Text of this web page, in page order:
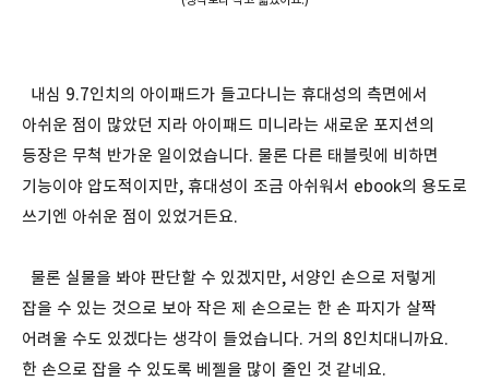
내심 9.7인치의 아이패드가 들고다니는 휴대성의 측면에서
아쉬운 점이 많았던 지라 아이패드 미니라는 새로운 포지션의
등장은 무척 반가운 일이었습니다. 물론 다른 태블릿에 비하면
기능이야 압도적이지만, 휴대성이 조금 아쉬워서 ebook의 용도로
쓰기엔 아쉬운 점이 있었거든요.
물론 실물을 봐야 판단할 수 있겠지만, 서양인 손으로 저렇게
잡을 수 있는 것으로 보아 작은 제 손으로는 한 손 파지가 살짝
어려울 수도 있겠다는 생각이 들었습니다. 거의 8인치대니까요.
한 손으로 잡을 수 있도록 베젤을 많이 줄인 것 같네요.